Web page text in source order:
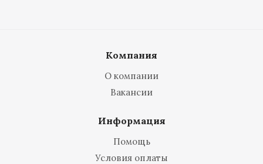
Компания
О компании
Вакансии
Информация
Помощь
Условия оплаты